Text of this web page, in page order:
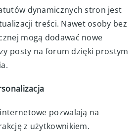
dynamicznych stron jest
treści. Nawet osoby bez
mogą dodawać nowe
posty na forum dzięki prostym
pozwalają na
z użytkownikiem.